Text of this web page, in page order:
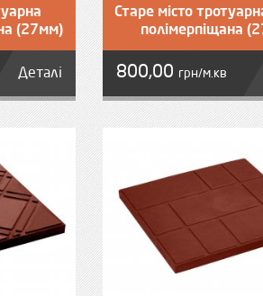
(27мм)
Деталі
Старе місто
полімерпіщана
800,00 грн/м.кв